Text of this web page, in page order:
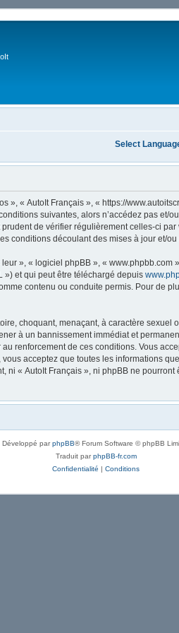
Select
», « AutoIt Français », « https://
suivantes, alors n’accédez pas et/
de vérifier régulièrement celles-ci
conditions découlant des mises à jour et/
», « logiciel phpBB », «
») et qui peut être téléchargé depuis
contenu ou conduite permis. Pour de
choquant, menaçant, à caractère
à un bannissement immédiat et
renforcement de ces conditions. Vous
acceptez que toutes les informations
« AutoIt Français », ni phpBB ne
Développé parphpBB® Forum Software © phpBB
Traduit parphpBB-fr.com
Confidentialité | Conditions